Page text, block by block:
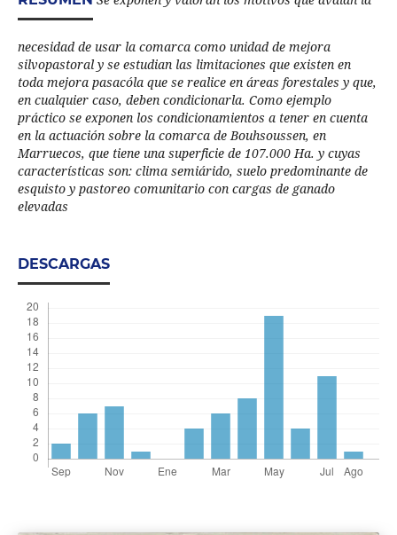
necesidad de usar la comarca como unidad de mejora
silvopastoral y se estudian las limitaciones que existen en
toda mejora pasacóla que se realice en áreas forestales y que,
en cualquier caso, deben condicionarla. Como ejemplo
práctico se exponen los condicionamientos a tener en cuenta
en la actuación sobre la comarca de Bouhsoussen, en
Marruecos, que tiene una superficie de 107.000 Ha. y cuyas
características son: clima semiárido, suelo predominante de
esquisto y pastoreo comunitario con cargas de ganado
elevadas
DESCARGAS